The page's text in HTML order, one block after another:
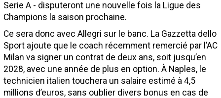
Serie A - disputeront une nouvelle fois la Ligue des
Champions la saison prochaine.
Ce sera donc avec Allegri sur le banc. La Gazzetta dello
Sport ajoute que le coach récemment remercié par l’AC
Milan va signer un contrat de deux ans, soit jusqu’en
2028, avec une année de plus en option. À Naples, le
technicien italien touchera un salaire estimé à 4,5
millions d’euros, sans oublier divers bonus en cas de
Sondages
Tableau transferts L1
Taille de la police
Paramètrages / Options
Contact / Signaler un bug